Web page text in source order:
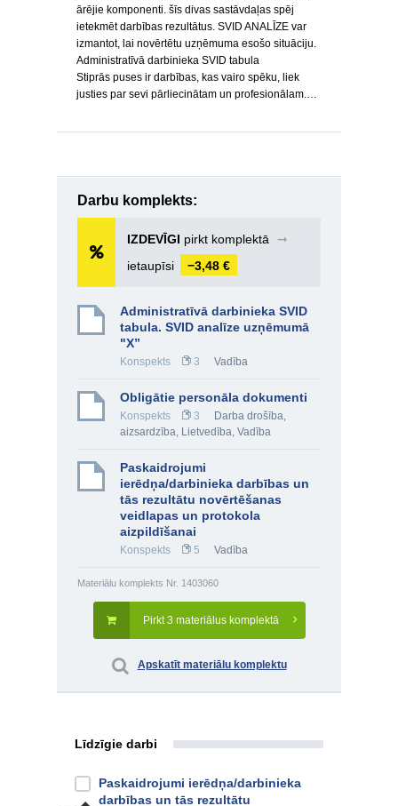
ārējie komponenti. šīs divas sastāvdaļas spēj
ietekmēt darbības rezultātus. SVID ANALĪZE var
izmantot, lai novērtētu uzņēmuma esošo situāciju.
Administratīvā darbinieka SVID tabula
Stiprās puses ir darbības, kas vairo spēku, liek
justies par sevi pārliecinātam un profesionālam.…
Darbu komplekts:
IZDEVĪGI pirkt komplektā
➞
ietaupīsi
−3,48 €
Administratīvā darbinieka SVID
tabula. SVID analīze uzņēmumā
"X”
Konspekts 3 Vadība
Obligātie personāla dokumenti
Konspekts 3
Darba drošība,
aizsardzība, Lietvedība, Vadība
Paskaidrojumi
ierēdņa/darbinieka darbības un
tās rezultātu novērtēšanas
veidlapas un protokola
aizpildīšanai
Konspekts 5 Vadība
Materiālu komplekts Nr. 1403060
Pirkt 3 materiālus komplektā
Apskatīt materiālu komplektu
Līdzīgie darbi
Paskaidrojumi ierēdņa/darbinieka
darbības un tās rezultātu